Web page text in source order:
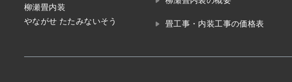
柳瀬畳内装
やながせ たたみないそう
畳工事・内装工事の価格表